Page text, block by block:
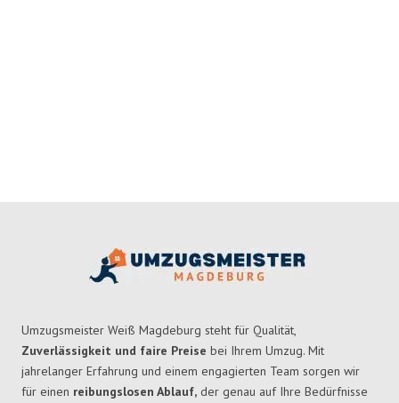
Umzugsmeister Weiß Magdeburg steht für Qualität,
Zuverlässigkeit und faire Preise bei Ihrem Umzug. Mit
jahrelanger Erfahrung und einem engagierten Team sorgen wir
für einen reibungslosen Ablauf, der genau auf Ihre Bedürfnisse